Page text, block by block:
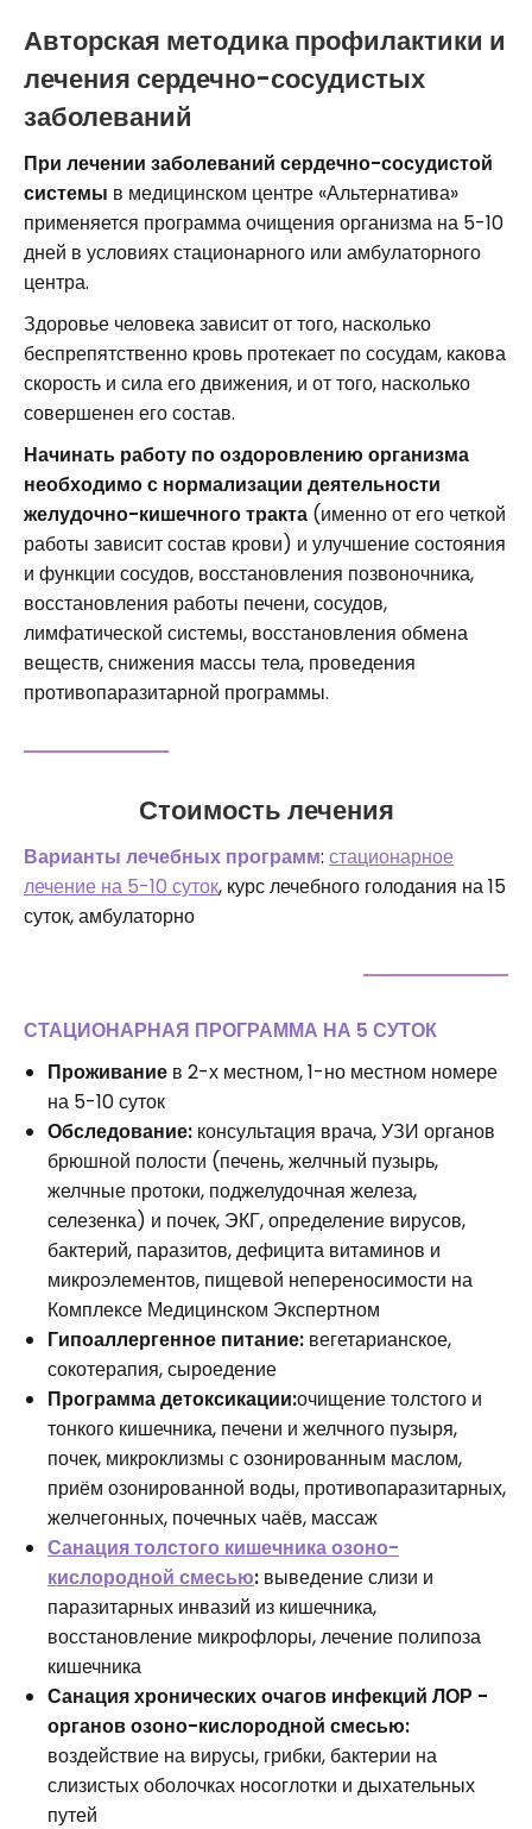
Авторская методика профилактики и
лечения сердечно-сосудистых
заболеваний
При лечении заболеваний сердечно-сосудистой
системы в медицинском центре «Альтернатива»
применяется программа очищения организма на 5-10
дней в условиях стационарного или амбулаторного
центра.
Здоровье человека зависит от того, насколько
беспрепятственно кровь протекает по сосудам, какова
скорость и сила его движения, и от того, насколько
совершенен его состав.
Начинать работу по оздоровлению организма
необходимо с нормализации деятельности
желудочно-кишечного тракта (именно от его четкой
работы зависит состав крови) и улучшение состояния
и функции сосудов, восстановления позвоночника,
восстановления работы печени, сосудов,
лимфатической системы, восстановления обмена
веществ, снижения массы тела, проведения
противопаразитарной программы.
Стоимость лечения
Варианты лечебных программ: стационарное
лечение на 5-10 суток, курс лечебного голодания на 15
суток, амбулаторно
СТАЦИОНАРНАЯ ПРОГРАММА НА 5 СУТОК
Проживание в 2-х местном, 1-но местном номере
на 5-10 суток
Обследование: консультация врача, УЗИ органов
брюшной полости (печень, желчный пузырь,
желчные протоки, поджелудочная железа,
селезенка) и почек, ЭКГ, определение вирусов,
бактерий, паразитов, дефицита витаминов и
микроэлементов, пищевой непереносимости на
Комплексе Медицинском Экспертном
Гипоаллергенное питание: вегетарианское,
сокотерапия, сыроедение
Программа детоксикации:очищение толстого и
тонкого кишечника, печени и желчного пузыря,
почек, микроклизмы с озонированным маслом,
приём озонированной воды, противопаразитарных,
желчегонных, почечных чаёв, массаж
Санация толстого кишечника озоно-
кислородной смесью: выведение слизи и
паразитарных инвазий из кишечника,
восстановление микрофлоры, лечение полипоза
кишечника
Санация хронических очагов инфекций ЛОР -
органов озоно-кислородной смесью:
воздействие на вирусы, грибки, бактерии на
слизистых оболочках носоглотки и дыхательных
путей